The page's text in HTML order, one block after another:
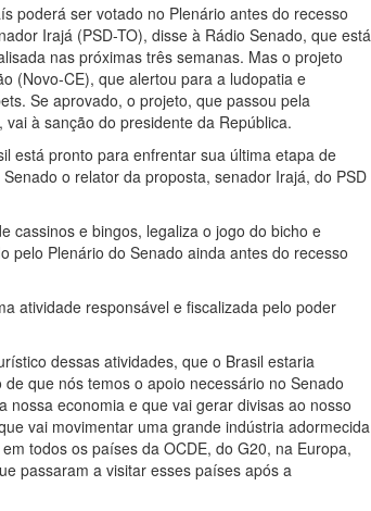
poderá ser votado no Plenário antes do recesso
Irajá (PSD-TO), disse à Rádio Senado, que está
nas próximas três semanas. Mas o projeto
(Novo-CE), que alertou para a ludopatia e
Se aprovado, o projeto, que passou pela
à sanção do presidente da República.
está pronto para enfrentar sua última etapa de
o relator da proposta, senador Irajá, do PSD
cassinos e bingos, legaliza o jogo do bicho e
pelo Plenário do Senado ainda antes do recesso
atividade responsável e fiscalizada pelo poder
dessas atividades, que o Brasil estaria
que nós temos o apoio necessário no Senado
economia e que vai gerar divisas ao nosso
vai movimentar uma grande indústria adormecida
todos os países da OCDE, do G20, na Europa,
passaram a visitar esses países após a